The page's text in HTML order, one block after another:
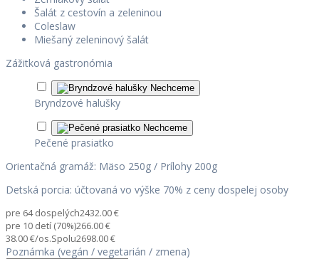
Šalát z cestovín a zeleninou
Coleslaw
Miešaný zeleninový šalát
Zážitková gastronómia
Nechceme
Bryndzové halušky
Nechceme
Pečené prasiatko
Orientačná gramáž: Mäso 250g / Prílohy 200g
Detská porcia: účtovaná vo výške 70% z ceny dospelej osoby
pre 64 dospelých2432.00 €
pre 10 detí (70%)266.00 €
38.00 €/os.Spolu2698.00 €
Poznámka (vegán / vegetarián / zmena)